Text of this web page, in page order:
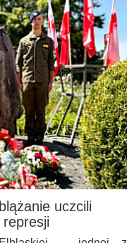
uczcili